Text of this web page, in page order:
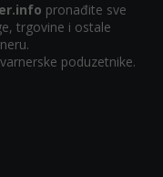
pronađite sve
trgovine i ostale
poduzetnike.